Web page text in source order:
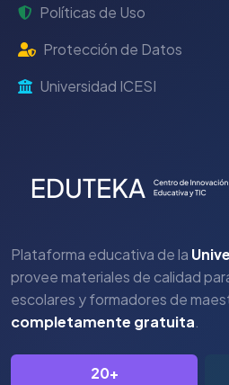
Políticas de Uso
Protección de Datos
Universidad ICESI
Plataforma educativa de la
provee materiales de calidad
escolares y formadores de
completamente gratuita.
20+